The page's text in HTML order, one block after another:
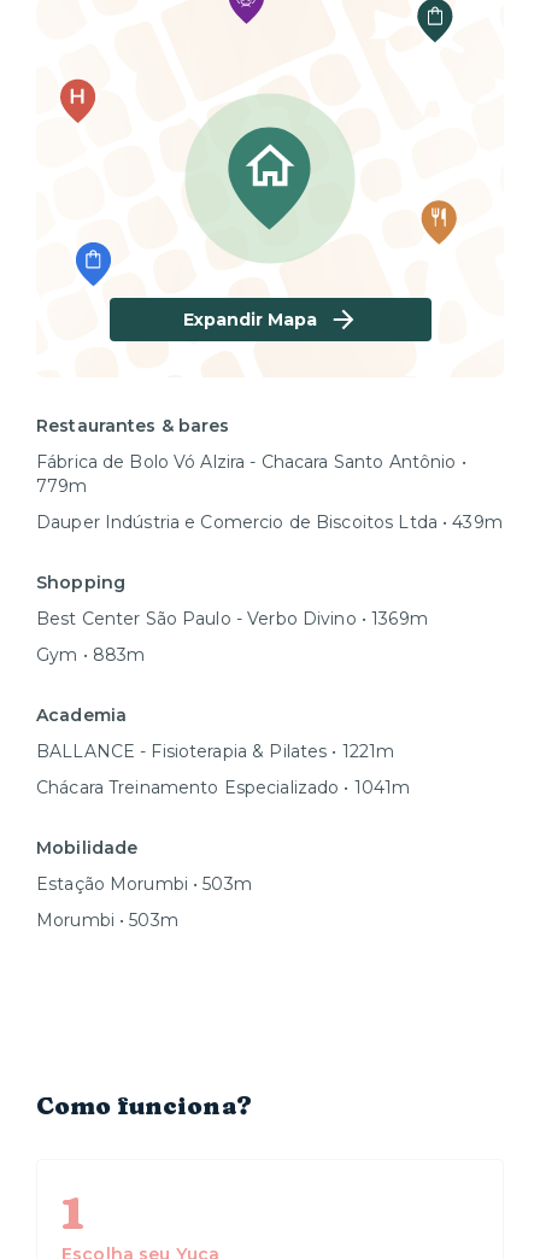
Expandir Mapa
Restaurantes & bares
Fábrica de Bolo Vó Alzira - Chacara Santo Antônio •
779m
Dauper Indústria e Comercio de Biscoitos Ltda • 439m
Shopping
Best Center São Paulo - Verbo Divino • 1369m
Gym • 883m
Academia
BALLANCE - Fisioterapia & Pilates • 1221m
Chácara Treinamento Especializado • 1041m
Mobilidade
Estação Morumbi • 503m
Morumbi • 503m
Como funciona?
1
Escolha seu Yuca